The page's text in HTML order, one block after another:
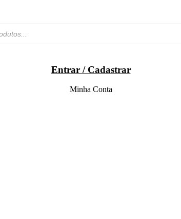
Entrar / Cadastrar
Minha Conta